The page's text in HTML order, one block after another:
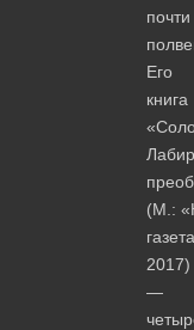
почти
Его
книга
(М.:
2017)
—